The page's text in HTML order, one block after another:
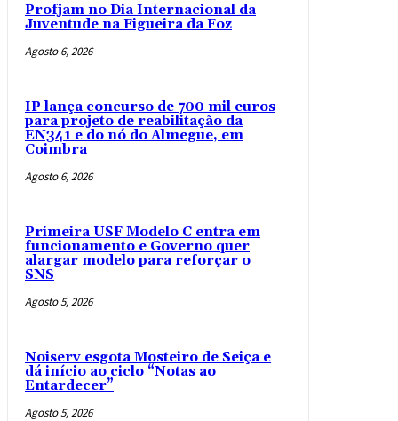
Profjam no Dia Internacional da
Juventude na Figueira da Foz
Agosto 6, 2026
IP lança concurso de 700 mil euros
para projeto de reabilitação da
EN341 e do nó do Almegue, em
Coimbra
Agosto 6, 2026
Primeira USF Modelo C entra em
funcionamento e Governo quer
alargar modelo para reforçar o
SNS
Agosto 5, 2026
Noiserv esgota Mosteiro de Seiça e
dá início ao ciclo “Notas ao
Entardecer”
Agosto 5, 2026